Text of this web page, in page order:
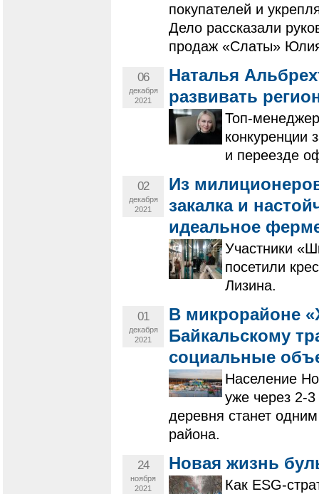
покупателей и
Дело рассказали
продаж «Слаты»
06
декабря
2021
Наталья
развивать
Топ-
конкуренции
и переезде
02
декабря
2021
Из
закалка и
идеальное
Участники
посетили
Лизина.
01
декабря
2021
В микрорайоне
Байкальскому
социальные
Население
уже через 2-
деревня станет
района.
24
ноября
2021
Новая жизнь
Как ESG-